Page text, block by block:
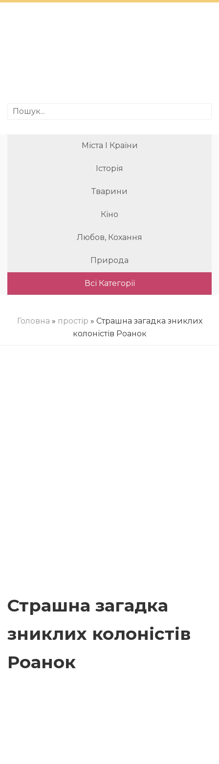
Міста І Країни
Історія
Тварини
Кіно
Любов, Кохання
Природа
Всі Категорії
Головна » простір » Страшна загадка зниклих
колоністів Роанок
Страшна загадка
зниклих колоністів
Роанок